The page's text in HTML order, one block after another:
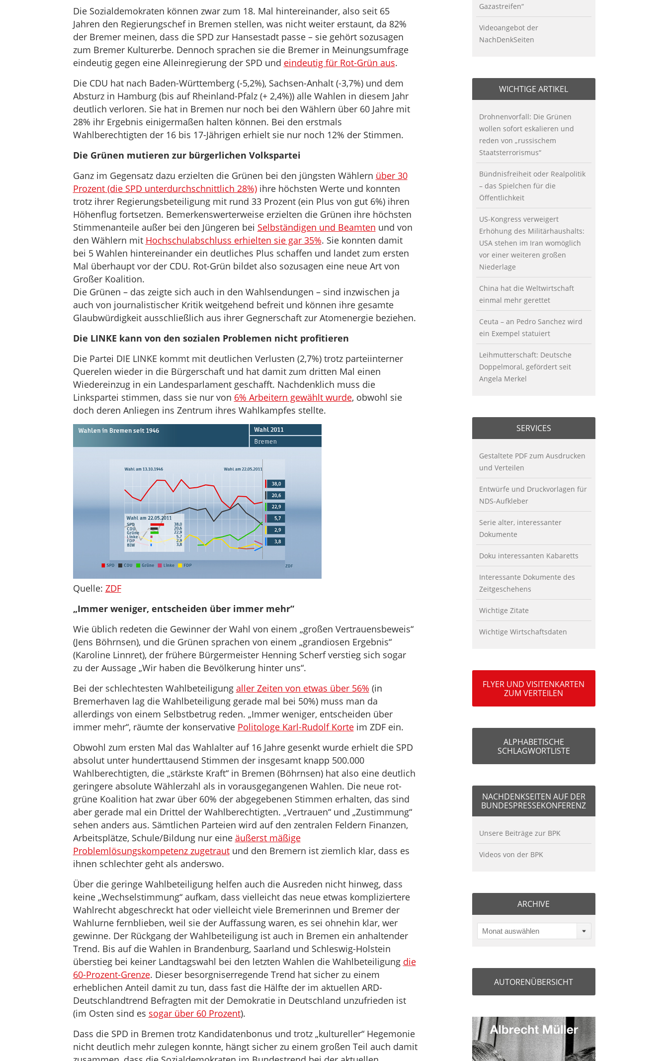
Die Sozialdemokraten können zwar zum 18. Mal hintereinander, also seit 65
Jahren den Regierungschef in Bremen stellen, was nicht weiter erstaunt, da 82%
der Bremer meinen, dass die SPD zur Hansestadt passe – sie gehört sozusagen
zum Bremer Kulturerbe. Dennoch sprachen sie die Bremer in Meinungsumfrage
eindeutig gegen eine Alleinregierung der SPD und eindeutig für Rot-Grün aus.
Die CDU hat nach Baden-Württemberg (-5,2%), Sachsen-Anhalt (-3,7%) und dem
Absturz in Hamburg (bis auf Rheinland-Pfalz (+ 2,4%)) alle Wahlen in diesem Jahr
deutlich verloren. Sie hat in Bremen nur noch bei den Wählern über 60 Jahre mit
28% ihr Ergebnis einigermaßen halten können. Bei den erstmals
Wahlberechtigten der 16 bis 17-Jährigen erhielt sie nur noch 12% der Stimmen.
Die Grünen mutieren zur bürgerlichen Volkspartei
Ganz im Gegensatz dazu erzielten die Grünen bei den jüngsten Wählern über 30
Prozent (die SPD unterdurchschnittlich 28%)ihre höchsten Werte und konnten
trotz ihrer Regierungsbeteiligung mit rund 33 Prozent (ein Plus von gut 6%) ihren
Höhenflug fortsetzen. Bemerkenswerterweise erzielten die Grünen ihre höchsten
Stimmenanteile außer bei den Jüngeren bei Selbständigen und Beamten und von
den Wählern mit Hochschulabschluss erhielten sie gar 35%. Sie konnten damit
bei 5 Wahlen hintereinander ein deutliches Plus schaffen und landet zum ersten
Mal überhaupt vor der CDU. Rot-Grün bildet also sozusagen eine neue Art von
Großer Koalition.
Die Grünen – das zeigte sich auch in den Wahlsendungen – sind inzwischen ja
auch von journalistischer Kritik weitgehend befreit und können ihre gesamte
Glaubwürdigkeit ausschließlich aus ihrer Gegnerschaft zur Atomenergie beziehen.
Die LINKE kann von den sozialen Problemen nicht profitieren
Die Partei DIE LINKE kommt mit deutlichen Verlusten (2,7%) trotz parteiinterner
Querelen wieder in die Bürgerschaft und hat damit zum dritten Mal einen
Wiedereinzug in ein Landesparlament geschafft. Nachdenklich muss die
Linkspartei stimmen, dass sie nur von 6% Arbeitern gewählt wurde, obwohl sie
doch deren Anliegen ins Zentrum ihres Wahlkampfes stellte.
Quelle: ZDF
„Immer weniger, entscheiden über immer mehr“
Wie üblich redeten die Gewinner der Wahl von einem „großen Vertrauensbeweis“
(Jens Böhrnsen), und die Grünen sprachen von einem „grandiosen Ergebnis“
(Karoline Linnret), der frühere Bürgermeister Henning Scherf verstieg sich sogar
zu der Aussage „Wir haben die Bevölkerung hinter uns“.
Bei der schlechtesten Wahlbeteiligung aller Zeiten von etwas über 56% (in
Bremerhaven lag die Wahlbeteiligung gerade mal bei 50%) muss man da
allerdings von einem Selbstbetrug reden. „Immer weniger, entscheiden über
immer mehr“, räumte der konservative Politologe Karl-Rudolf Korteim ZDF ein.
Obwohl zum ersten Mal das Wahlalter auf 16 Jahre gesenkt wurde erhielt die SPD
absolut unter hunderttausend Stimmen der insgesamt knapp 500.000
Wahlberechtigten, die „stärkste Kraft“ in Bremen (Böhrnsen) hat also eine deutlich
geringere absolute Wählerzahl als in vorausgegangenen Wahlen. Die neue rot-
grüne Koalition hat zwar über 60% der abgegebenen Stimmen erhalten, das sind
aber gerade mal ein Drittel der Wahlberechtigten. „Vertrauen“ und „Zustimmung“
sehen anders aus. Sämtlichen Parteien wird auf den zentralen Feldern Finanzen,
Arbeitsplätze, Schule/Bildung nur eine äußerst mäßige
Problemlösungskompetenz zugetrautund den Bremern ist ziemlich klar, dass es
ihnen schlechter geht als anderswo.
Über die geringe Wahlbeteiligung helfen auch die Ausreden nicht hinweg, dass
keine „Wechselstimmung“ aufkam, dass vielleicht das neue etwas kompliziertere
Wahlrecht abgeschreckt hat oder vielleicht viele Bremerinnen und Bremer der
Wahlurne fernblieben, weil sie der Auffassung waren, es sei ohnehin klar, wer
gewinne. Der Rückgang der Wahlbeteiligung ist auch in Bremen ein anhaltender
Trend. Bis auf die Wahlen in Brandenburg, Saarland und Schleswig-Holstein
überstieg bei keiner Landtagswahl bei den letzten Wahlen die Wahlbeteiligung die
60-Prozent-Grenze. Dieser besorgniserregende Trend hat sicher zu einem
erheblichen Anteil damit zu tun, dass fast die Hälfte der im aktuellen ARD-
Deutschlandtrend Befragten mit der Demokratie in Deutschland unzufrieden ist
(im Osten sind es sogar über 60 Prozent).
Dass die SPD in Bremen trotz Kandidatenbonus und trotz „kultureller“ Hegemonie
nicht deutlich mehr zulegen konnte, hängt sicher zu einem großen Teil auch damit
Gazastreifen“
Videoangebot der
NachDenkSeiten
WICHTIGE ARTIKEL
Drohnenvorfall: Die Grünen
wollen sofort eskalieren und
reden von „russischem
Staatsterrorismus“
Bündnisfreiheit oder Realpolitik
– das Spielchen für die
Öffentlichkeit
US-Kongress verweigert
Erhöhung des Militärhaushalts:
USA stehen im Iran womöglich
vor einer weiteren großen
Niederlage
China hat die Weltwirtschaft
einmal mehr gerettet
Ceuta – an Pedro Sanchez wird
ein Exempel statuiert
Leihmutterschaft: Deutsche
Doppelmoral, gefördert seit
Angela Merkel
SERVICES
Gestaltete PDF zum Ausdrucken
und Verteilen
Entwürfe und Druckvorlagen für
NDS-Aufkleber
Serie alter, interessanter
Dokumente
Doku interessanten Kabaretts
Interessante Dokumente des
Zeitgeschehens
Wichtige Zitate
Wichtige Wirtschaftsdaten
FLYER UND VISITENKARTEN
ZUM VERTEILEN
ALPHABETISCHE
SCHLAGWORTLISTE
NACHDENKSEITEN AUF DER
BUNDESPRESSEKONFERENZ
Unsere Beiträge zur BPK
Videos von der BPK
ARCHIVE
Monat auswählen
AUTORENÜBERSICHT